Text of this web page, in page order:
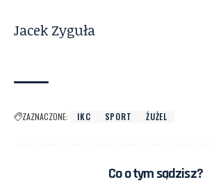
Jacek Zyguła
ZAZNACZONE: IKC SPORT ŻUŻEL
Co o tym sądzisz?